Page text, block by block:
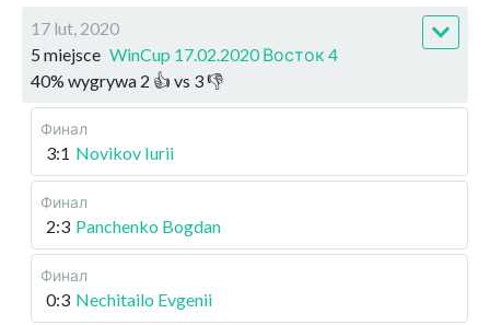
17 lut, 2020
5 miejsce WinCup 17.02.2020 Восток 4
40% wygrywa 2 👍 vs 3👎
Финал
3:1 Novikov Iurii
Финал
2:3 Panchenko Bogdan
Финал
0:3 Nechitailo Evgenii